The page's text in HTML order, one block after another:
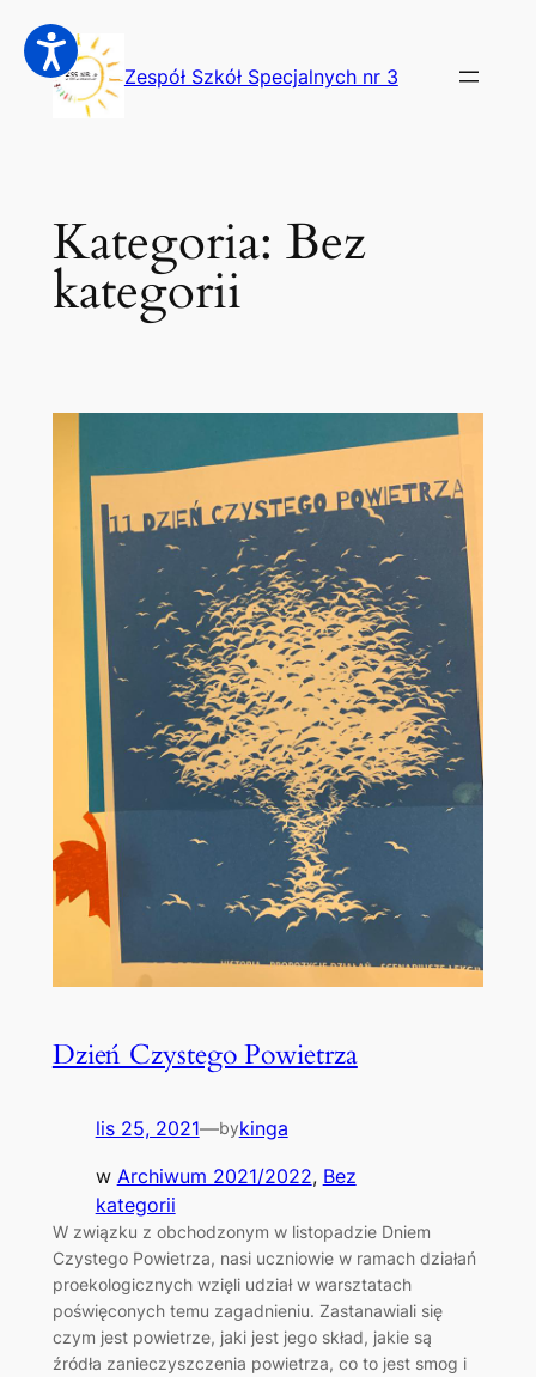
Przejdź
do
treści
Zespół Szkół Specjalnych nr 3
Kategoria: Bez
kategorii
Dzień Czystego Powietrza
lis 25, 2021—bykinga
w Archiwum 2021/2022, Bez
kategorii
W związku z obchodzonym w listopadzie Dniem
Czystego Powietrza, nasi uczniowie w ramach działań
proekologicznych wzięli udział w warsztatach
poświęconych temu zagadnieniu. Zastanawiali się
czym jest powietrze, jaki jest jego skład, jakie są
źródła zanieczyszczenia powietrza, co to jest smog i